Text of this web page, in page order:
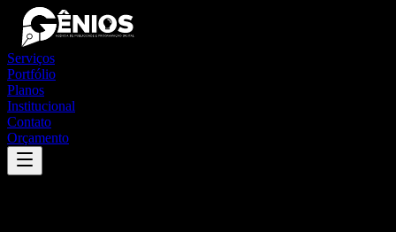
Serviços
Portfólio
Planos
Institucional
Contato
Orçamento